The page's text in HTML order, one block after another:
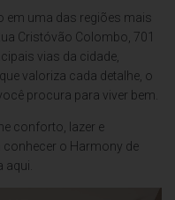
em uma das regiões mais
Cristóvão Colombo, 701
vias da cidade,
valoriza cada detalhe, o
procura para viver bem.
conforto, lazer e
conhecer o Harmony de
aqui.